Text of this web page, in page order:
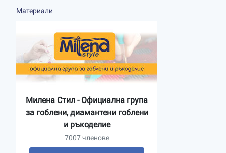
Материали
Милена Стил - Официална група
за гоблени, диамантени гоблени
и ръкоделие
7007 членове